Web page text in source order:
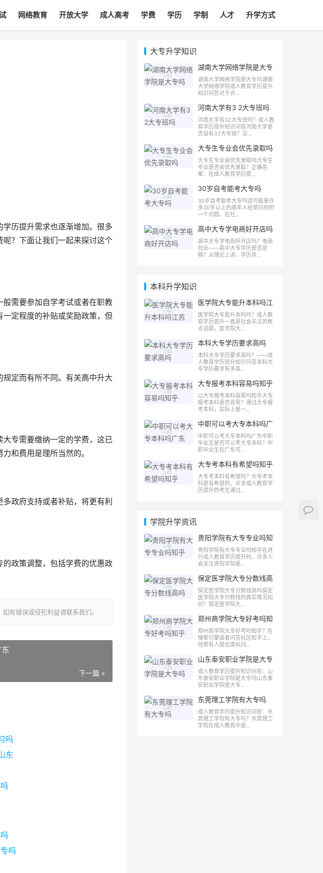
网络教育 开放大学 成人高考 学费 学历 学制 人才 升学方式
历提升需求也逐渐增加。很多
？下面让我们一起来探讨这个
需要参加自学考试或者在职教
定程度的补贴或奖励政策，但
定而有所不同。有关高中升大
专需要缴纳一定的学费，这已
和费用是理所当然的。
政府支持或者补贴，将更有利
政策调整，包括学费的优惠政
有错误或侵犯利益请联系我们。
东
下一篇 »
吗
东
吗
大专升学知识
湖南大学网络学院是大专
吗
湖南大学网络学院是大专吗湖南
大学网络学院成人教育学历提升
知识问答对于许...
河南大学有3 2大专班吗
河南大学有32大专班吗？成人教
育学历提升知识问答河南大学是
否设有32大专班？没...
大专生专业会优先录取吗
大专生专业会优先录取吗大专生
专业是否会优先录取？正确答
案：在成人教育学历提...
30岁自考能考大专吗
30岁自考能考大专吗这可能是许
多30岁以上的成年人经常问到的
一个问题。在社...
高中大专学电商好开店吗
高中大专学电商好开店吗？电商
创业——高中大专学历是否足
够？从理论上讲，学历并...
本科升学知识
医学院大专能升本科吗江
苏
医学院大专能升本科吗？成人教
育学历提升一直是社会关注的焦
点话题。医学院大...
本科大专学历要求高吗
本科大专学历要求高吗？——成
人教育学历提升知识问答本科大
专学历要求有多高...
大专报考本科容易吗知乎
以大专报考本科容易吗知乎大专
报考本科是否容易？通过大专报
考本科，实际上是一...
中职可以考大专本科吗广
东
中职可以考大专本科吗广东中职
毕业生是否可以考大专本科？中
职毕业生在广东可...
大专考本科有希望吗知乎
大专考本科有希望吗？大专考本
科是有希望的。许多成人教育学
历提升的考生通过...
学院升学资讯
贵阳学院有大专专业吗知
乎
贵阳学院有大专专业吗知乎在进
行成人教育学历提升时，许多人
会关注贵阳学院是...
保定医学院大专分数线高
吗
保定医学院大专分数线高吗保定
医学院大专分数线的真实情况如
何？保定医学院大...
郑州商学院大专好考吗知
乎
郑州商学院大专好考吗知乎？在
搜索引擎或者问答社区知乎上，
经常有人提出类似问...
山东泰安职业学院是大专
吗
成人教育学历提升知识问答：山
东泰安职业学院是大专吗山东泰
安职业学院是大专...
东莞理工学院有大专吗
成人教育学历提升知识问答：东
莞理工学院有大专吗？东莞理工
学院在成人教育中是...